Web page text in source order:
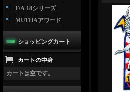
F/A-18シリーズ
MUTHAアワード
ショッピングカート
カートの中身
カートは空です。